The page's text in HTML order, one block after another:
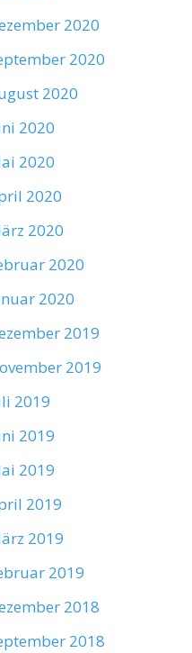
2020
2020
2020
2020
2020
2020
2020
2020
2020
2019
2019
2019
2019
2019
2019
2019
2019
2018
2018